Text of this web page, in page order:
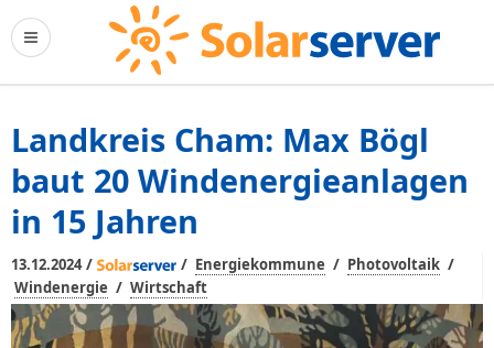
Landkreis Cham: Max Bögl
baut 20 Windenergieanlagen
in 15 Jahren
13.12.2024/ / Energiekommune / Photovoltaik /
Windenergie / Wirtschaft